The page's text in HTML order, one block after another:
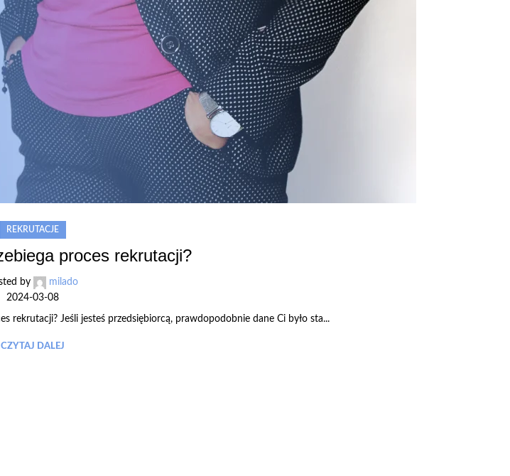
REKRUTACJE
proces rekrutacji?
by
milado
2024-03-08
rekrutacji? Jeśli jesteś przedsiębiorcą, prawdopodobnie dane Ci było sta...
CZYTAJ DALEJ